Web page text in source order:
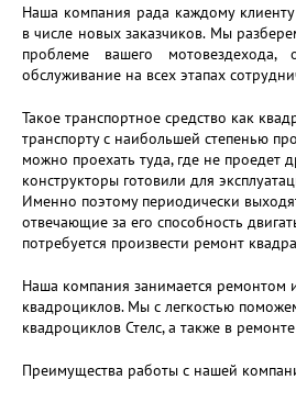
Наша компания рада каждому
в числе новых заказчиков. Мы
проблеме вашего мотовездехода,
обслуживание на всех этапах
Такое транспортное средство как
транспорту с наибольшей степенью
можно проехать туда, где не проедет
конструкторы готовили для
Именно поэтому периодически
отвечающие за его способность
потребуется произвести ремонт
Наша компания занимается ремонтом
квадроциклов. Мы с легкостью
квадроциклов Стелс, а также в
Преимущества работы с нашей